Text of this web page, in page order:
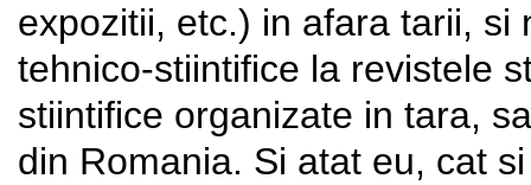
expozitii, etc.) in afara tarii,
tehnico-stiintifice la revistele
stiintifice organizate in tara,
din Romania. Si atat eu, cat